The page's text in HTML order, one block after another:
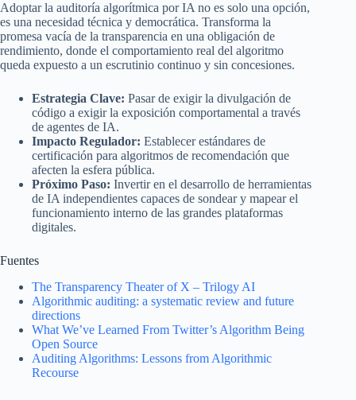
Adoptar la auditoría algorítmica por IA no es solo una opción,
es una necesidad técnica y democrática. Transforma la
promesa vacía de la transparencia en una obligación de
rendimiento, donde el comportamiento real del algoritmo
queda expuesto a un escrutinio continuo y sin concesiones.
Estrategia Clave: Pasar de exigir la divulgación de
código a exigir la exposición comportamental a través
de agentes de IA.
Impacto Regulador: Establecer estándares de
certificación para algoritmos de recomendación que
afecten la esfera pública.
Próximo Paso: Invertir en el desarrollo de herramientas
de IA independientes capaces de sondear y mapear el
funcionamiento interno de las grandes plataformas
digitales.
Fuentes
The Transparency Theater of X – Trilogy AI
Algorithmic auditing: a systematic review and future
directions
What We’ve Learned From Twitter’s Algorithm Being
Open Source
Auditing Algorithms: Lessons from Algorithmic
Recourse